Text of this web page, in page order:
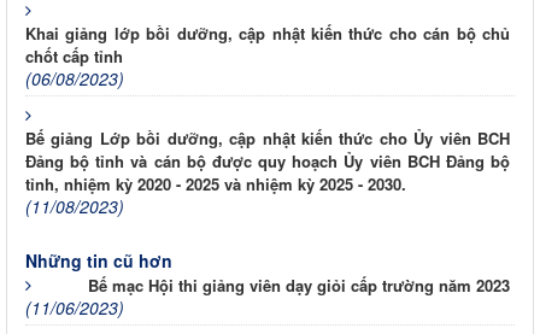
Khai giảng lớp bồi dưỡng, cập nhật kiến thức cho cán bộ chủ
chốt cấp tỉnh
(06/08/2023)
Bế giảng Lớp bồi dưỡng, cập nhật kiến thức cho Ủy viên BCH
Đảng bộ tỉnh và cán bộ được quy hoạch Ủy viên BCH Đảng bộ
tỉnh, nhiệm kỳ 2020 - 2025 và nhiệm kỳ 2025 - 2030.
(11/08/2023)
Những tin cũ hơn
Bế mạc Hội thi giảng viên dạy giỏi cấp trường năm 2023
(11/06/2023)